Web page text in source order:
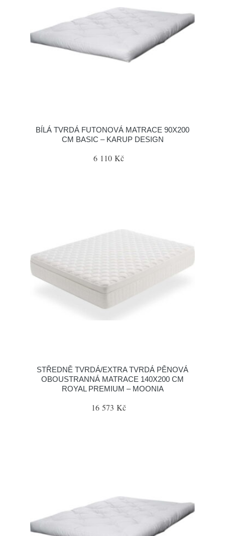
BÍLÁ TVRDÁ FUTONOVÁ MATRACE 90X200
CM BASIC – KARUP DESIGN
6 110 Kč
STŘEDNĚ TVRDÁ/EXTRA TVRDÁ PĚNOVÁ
OBOUSTRANNÁ MATRACE 140X200 CM
ROYAL PREMIUM – MOONIA
16 573 Kč